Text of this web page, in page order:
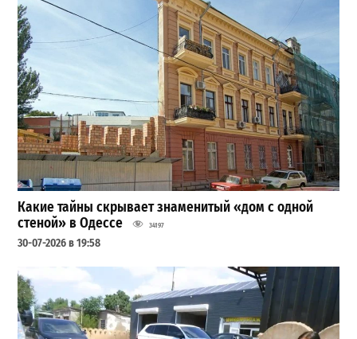
Какие тайны скрывает знаменитый «дом с одной
стеной» в Одессе
34197
30-07-2026 в 19:58